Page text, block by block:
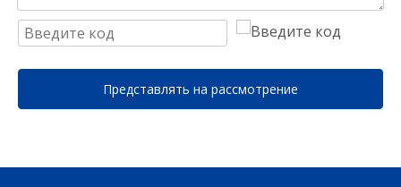
Представлять на рассмотрение